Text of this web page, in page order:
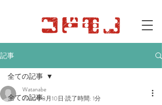
記事
全ての記事
全ての記事
Watanabe
2024年8月10日 読了時間: 1分